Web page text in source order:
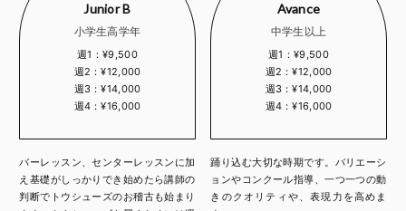
Junior B
小学生高学年
週1：¥9,500
週2：¥12,000
週3：¥14,000
週4：¥16,000
バーレッスン、センターレッスンに加
え基礎がしっかりでき始めたら講師の
判断でトウシューズのお稽古も始まり
Avance
中学生以上
週1：¥9,500
週2：¥12,000
週3：¥14,000
週4：¥16,000
踊り込む大切な時期です。バリエーシ
ョンやコンクール指導、一つ一つの動
きのクオリティや、表現力を高めま